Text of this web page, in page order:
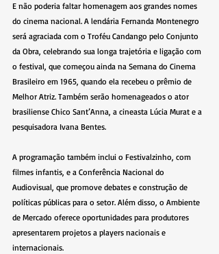
E não poderia faltar homenagem aos grandes nomes
do cinema nacional. A lendária Fernanda Montenegro
será agraciada com o Troféu Candango pelo Conjunto
da Obra, celebrando sua longa trajetória e ligação com
o festival, que começou ainda na Semana do Cinema
Brasileiro em 1965, quando ela recebeu o prêmio de
Melhor Atriz. Também serão homenageados o ator
brasiliense Chico Sant’Anna, a cineasta Lúcia Murat e a
pesquisadora Ivana Bentes.
A programação também inclui o Festivalzinho, com
filmes infantis, e a Conferência Nacional do
Audiovisual, que promove debates e construção de
políticas públicas para o setor. Além disso, o Ambiente
de Mercado oferece oportunidades para produtores
apresentarem projetos a players nacionais e
internacionais.